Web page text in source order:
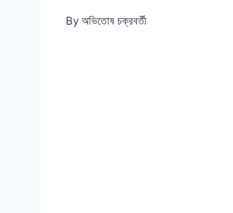
By অভিতোষ চক্রবর্তী